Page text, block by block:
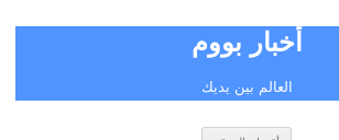
أخبار بووم
العالم بين يديك